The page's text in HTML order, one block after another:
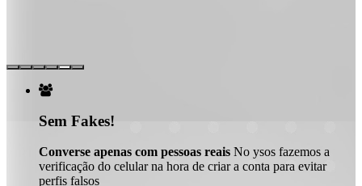

Sem Fakes!
Converse apenas com pessoas reais No ysos fazemos a
verificação do celular na hora de criar a conta para evitar
perfis falsos